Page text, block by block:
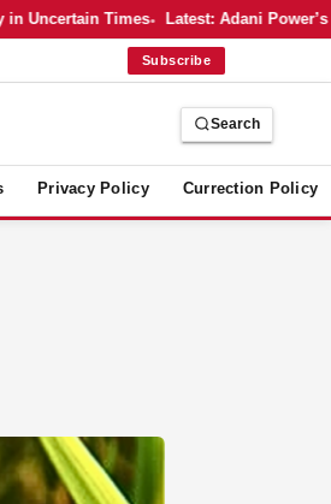
Times Latest: Adani Power’s Bold
Subscribe
Search
Privacy Policy Currection Policy